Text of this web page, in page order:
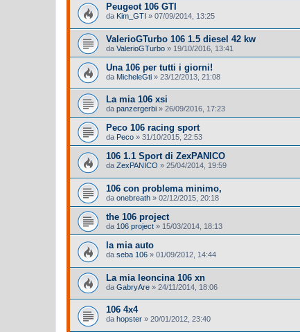
Peugeot 106 GTI
da Kim_GTI » 07/09/2014, 13:25
ValerioGTurbo 106 1.5 diesel 42 kw
da ValerioGTurbo » 19/10/2016, 13:41
Una 106 per tutti i giorni!
da MicheleGti » 23/12/2013, 21:08
La mia 106 xsi
da panzergerbi » 26/09/2016, 17:23
Peco 106 racing sport
da Peco » 31/10/2015, 22:53
106 1.1 Sport di ZexPANICO
da ZexPANICO » 25/04/2014, 19:59
106 con problema minimo,
da onebreath » 02/12/2015, 20:18
the 106 project
da 106 project » 15/03/2014, 18:13
la mia auto
da seba 106 » 01/09/2012, 14:44
La mia leoncina 106 xn
da GabryAre » 24/11/2014, 18:06
106 4x4
da hopster » 20/01/2012, 23:40